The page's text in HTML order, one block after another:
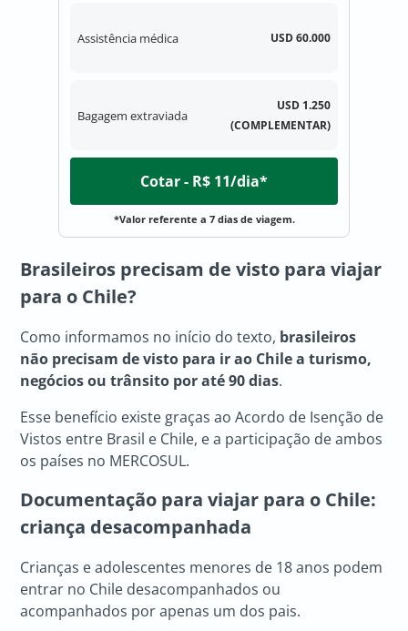
Assistência médica USD 60.000
Bagagem extraviada
USD 1.250
(COMPLEMENTAR)
Cotar - R$ 11/dia*
*Valor referente a 7 dias de viagem.
Brasileiros precisam de visto para viajar
para o Chile?
Como informamos no início do texto, brasileiros
não precisam de visto para ir ao Chile a turismo,
negócios ou trânsito por até 90 dias.
Esse benefício existe graças ao Acordo de Isenção de
Vistos entre Brasil e Chile, e a participação de ambos
os países no MERCOSUL.
Documentação para viajar para o Chile:
criança desacompanhada
Crianças e adolescentes menores de 18 anos podem
entrar no Chile desacompanhados ou
acompanhados por apenas um dos pais.